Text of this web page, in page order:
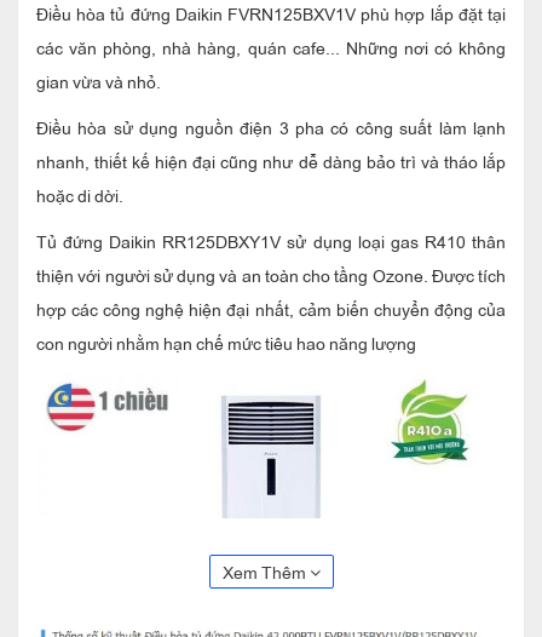
Điều hòa tủ đứng Daikin FVRN125BXV1V phù hợp lắp đặt tại
các văn phòng, nhà hàng, quán cafe... Những nơi có không
gian vừa và nhỏ.
Điều hòa sử dụng nguồn điện 3 pha có công suất làm lạnh
nhanh, thiết kế hiện đại cũng như dễ dàng bảo trì và tháo lắp
hoặc di dời.
Tủ đứng Daikin RR125DBXY1V sử dụng loại gas R410 thân
thiện với người sử dụng và an toàn cho tầng Ozone. Được tích
hợp các công nghệ hiện đại nhất, cảm biến chuyển động của
con người nhằm hạn chế mức tiêu hao năng lượng
Xem Thêm